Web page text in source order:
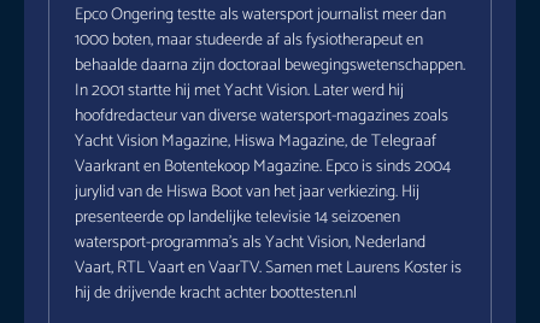
Epco Ongering testte als watersport journalist meer dan
1000 boten, maar studeerde af als fysiotherapeut en
behaalde daarna zijn doctoraal bewegingswetenschappen.
In 2001 startte hij met Yacht Vision. Later werd hij
hoofdredacteur van diverse watersport-magazines zoals
Yacht Vision Magazine, Hiswa Magazine, de Telegraaf
Vaarkrant en Botentekoop Magazine. Epco is sinds 2004
jurylid van de Hiswa Boot van het jaar verkiezing. Hij
presenteerde op landelijke televisie 14 seizoenen
watersport-programma's als Yacht Vision, Nederland
Vaart, RTL Vaart en VaarTV. Samen met Laurens Koster is
hij de drijvende kracht achter boottesten.nl